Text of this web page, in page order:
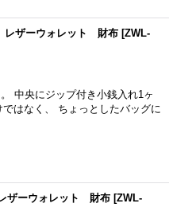
ザーウォレット 財布 [ZWL-
中央にジップ付き小銭入れ1ヶ
はなく、 ちょっとしたバッグに
ザーウォレット 財布 [ZWL-